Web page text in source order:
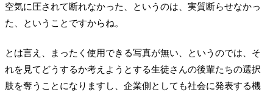
空気に圧されて断れなかった、というのは、実質断らせなかっ
た、ということですからね。
とは言え、まったく使用できる写真が無い、というのでは、そ
れを見てどうするか考えようとする生徒さんの後輩たちの選択
肢を奪うことになりますし、企業側としても社会に発表する機